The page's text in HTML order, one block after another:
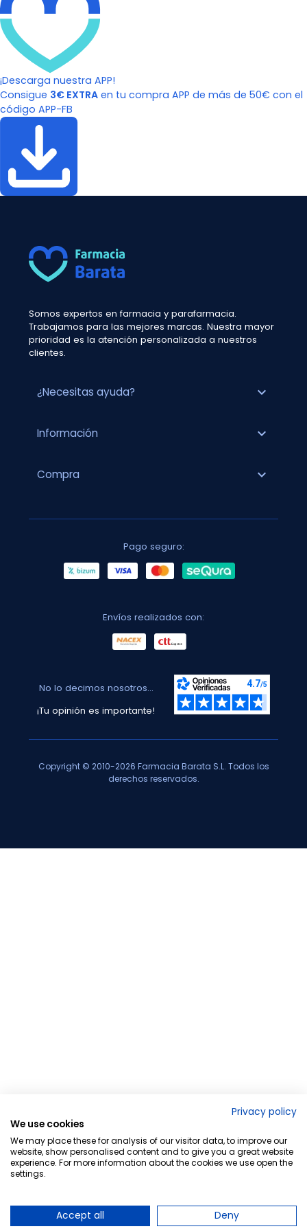
¡Descarga nuestra APP!
Consigue 3€ EXTRA en tu compra APP de más de 50€ con el
código APP-FB
Somos expertos en farmacia y parafarmacia.
Trabajamos para las mejores marcas. Nuestra mayor
prioridad es la atención personalizada a nuestros
clientes.
¿Necesitas ayuda? expand_more
Información expand_more
Compra expand_more
Pago seguro:
Envíos realizados con:
No lo decimos nosotros...
¡Tu opinión es importante!
Copyright © 2010-2026 Farmacia Barata S.L. Todos los
derechos reservados.
Privacy policy
We use cookies
We may place these for analysis of our visitor data, to improve our
website, show personalised content and to give you a great website
experience. For more information about the cookies we use open the
settings.
Accept all Deny